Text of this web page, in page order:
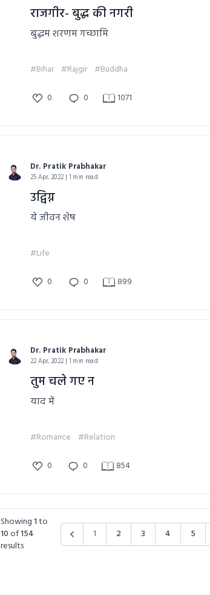
राजगीर- बुद्ध की नगरी
बुद्धम शरणम गच्छामि
#Bihar #Rajgir #Buddha
0 0 1071
Dr. Pratik Prabhakar
25 Apr, 2022 | 1 min read
उद्विग्न
ये जीवन शेष
#Life
0 0 899
Dr. Pratik Prabhakar
22 Apr, 2022 | 1 min read
तुम चले गए न
याद में
#Romance #Relation
0 0 854
Showing1to
10 of154
results
1 2 3 4 5